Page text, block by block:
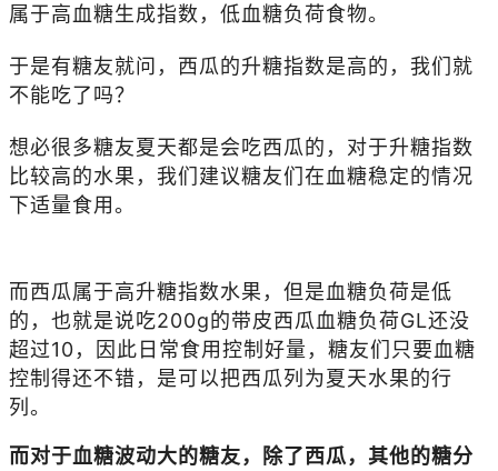
属于高血糖生成指数，低血糖负荷食物。
于是有糖友就问，西瓜的升糖指数是高的，我们就
不能吃了吗？
想必很多糖友夏天都是会吃西瓜的，对于升糖指数
比较高的水果，我们建议糖友们在血糖稳定的情况
下适量食用。
而西瓜属于高升糖指数水果，但是血糖负荷是低
的，也就是说吃200g的带皮西瓜血糖负荷GL还没
超过10，因此日常食用控制好量，糖友们只要血糖
控制得还不错，是可以把西瓜列为夏天水果的行
列。
而对于血糖波动大的糖友，除了西瓜，其他的糖分